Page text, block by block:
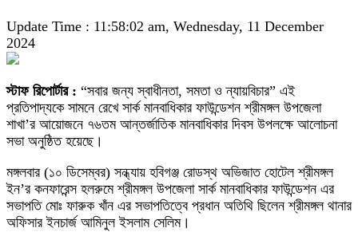
Update Time : 11:58:02 am, Wednesday, 11 December
2024
স্টাফ রিপোর্টার : “সবার জন্য স্বাধীনতা, সমতা ও ন্যায়বিচার” এই
প্রতিপাদ্যকে সামনে রেখে সার্ক মানবাধিকার ফাউন্ডেশন শ্রীমঙ্গল উপজেলা
শাখা’র আয়োজনে ৭৬তম আন্তর্জাতিক মানবাধিকার দিবস উপলক্ষে আলোচনা
সভা অনুষ্ঠিত হয়েছে।
মঙ্গলবার (১০ ডিসেম্বর) সন্ধ্যায় হবিগঞ্জ রোডস্থ অভিজাত হোটেল শ্রীমঙ্গল
ইন’র কনফারেন্স হলরুমে শ্রীমঙ্গল উপজেলা সার্ক মানবাধিকার ফাউন্ডেশন এর
সভাপতি মোঃ ফারুক খাঁন এর সভাপতিত্বে প্রধান অতিথি ছিলেন শ্রীমঙ্গল থানার
অফিসার ইনচার্জ আমিনুল ইসলাম সেলিম।